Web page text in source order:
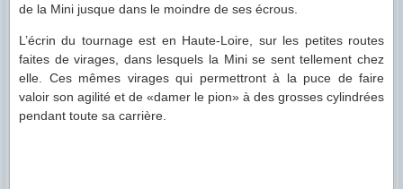
de la Mini jusque dans le moindre de ses écrous.
L’écrin du tournage est en Haute-Loire, sur les petites routes
faites de virages, dans lesquels la Mini se sent tellement chez
elle. Ces mêmes virages qui permettront à la puce de faire
valoir son agilité et de «damer le pion» à des grosses cylindrées
pendant toute sa carrière.